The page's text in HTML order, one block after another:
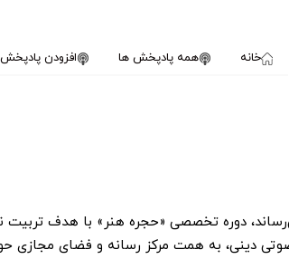
خانه همه پادپخش ها افزودن پادپخش
دوره تخصصی «حجره هنر» با هدف تربیت
دینی، به همت مرکز رسانه و فضای مجازی